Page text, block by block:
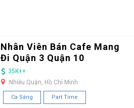
Nhân Viên Bán Cafe Mang
Đi Quận 3 Quận 10
35K++
Nhiều Quận, Hồ Chí Minh
Ca Sáng Part Time